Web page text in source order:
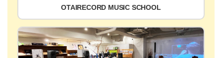
OTAIRECORD MUSIC SCHOOL